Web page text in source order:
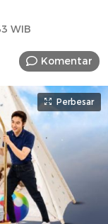
WIB
Komentar
Perbesar